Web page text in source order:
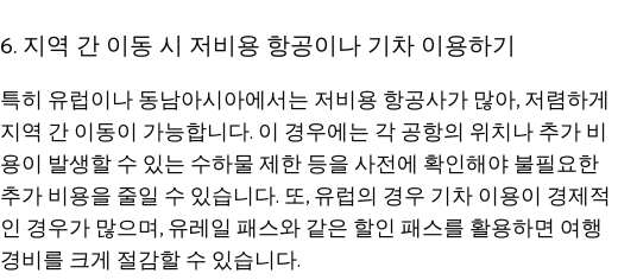
6. 지역 간 이동 시 저비용 항공이나 기차 이용하기
특히 유럽이나 동남아시아에서는 저비용 항공사가 많아, 저렴하게
지역 간 이동이 가능합니다. 이 경우에는 각 공항의 위치나 추가 비
용이 발생할 수 있는 수하물 제한 등을 사전에 확인해야 불필요한
추가 비용을 줄일 수 있습니다. 또, 유럽의 경우 기차 이용이 경제적
인 경우가 많으며, 유레일 패스와 같은 할인 패스를 활용하면 여행
경비를 크게 절감할 수 있습니다.